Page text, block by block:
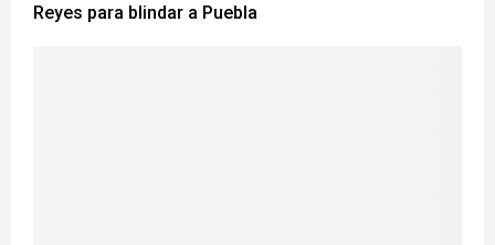
Reyes para blindar a Puebla